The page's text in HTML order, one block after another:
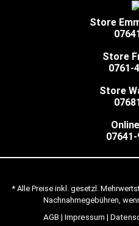
Store
Store
0761-
Store
* Alle Preise inkl. gesetzl.
Nachnahmegebühren,
AGB | Impressum |